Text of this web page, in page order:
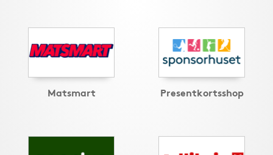
Matsmart Presentkortsshop